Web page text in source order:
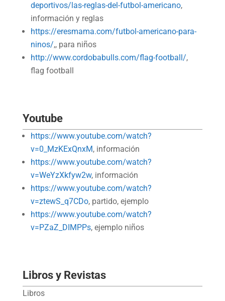
deportivos/las-reglas-del-futbol-americano,
información y reglas
https://eresmama.com/futbol-americano-para-
ninos/,, para niños
http://www.cordobabulls.com/flag-football/,
flag football
Youtube
https://www.youtube.com/watch?
v=0_MzKExQnxM, información
https://www.youtube.com/watch?
v=WeYzXkfyw2w, información
https://www.youtube.com/watch?
v=ztewS_q7CDo, partido, ejemplo
https://www.youtube.com/watch?
v=PZaZ_DIMPPs, ejemplo niños
Libros y Revistas
Libros